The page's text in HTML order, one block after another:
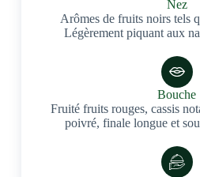
Nez
Arômes de fruits noirs tels
Légèrement piquant aux
Bouche
Fruité fruits rouges, cassis
poivré, finale longue et